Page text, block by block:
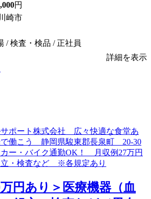
円
崎市
/ 検査・検品 / 正社員
詳細を表示
円あり＞医療機器（血